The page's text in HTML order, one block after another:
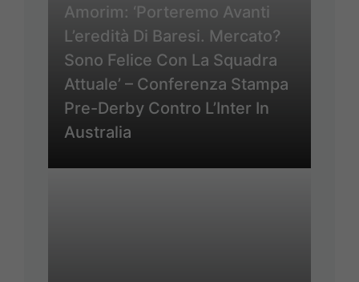
Amorim: ‘Porteremo Avanti
L’eredità Di Baresi. Mercato?
Sono Felice Con La Squadra
Attuale’ – Conferenza Stampa
Pre-Derby Contro L’Inter In
Australia